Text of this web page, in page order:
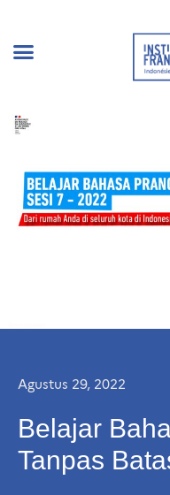
Agustus 29, 2022
Belajar
Tanpas